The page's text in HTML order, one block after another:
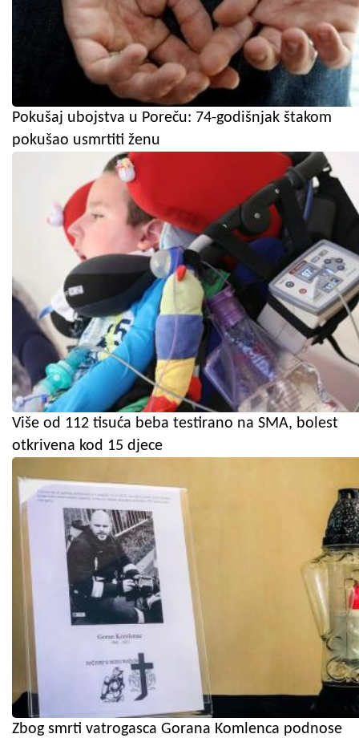
Pokušaj ubojstva u Poreču: 74-godišnjak štakom
pokušao usmrtiti ženu
Više od 112 tisuća beba testirano na SMA, bolest
otkrivena kod 15 djece
Zbog smrti vatrogasca Gorana Komlenca podnose